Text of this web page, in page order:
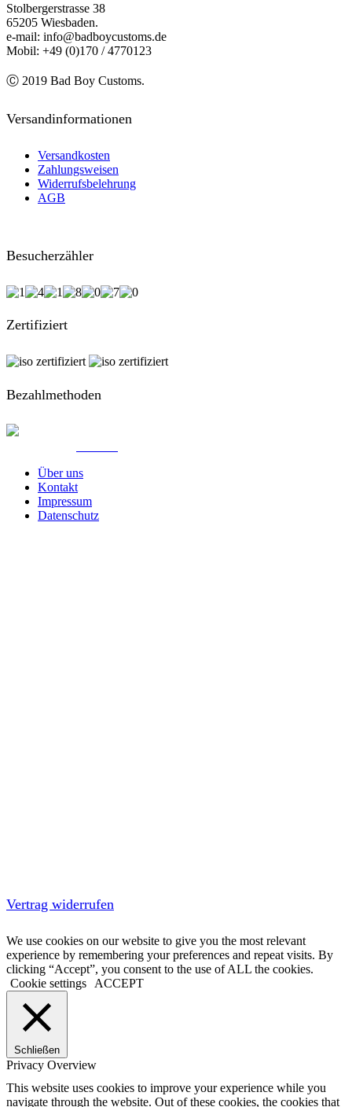
Stolbergerstrasse 38
65205 Wiesbaden.
e-mail: info@badboycustoms.de
Mobil: +49 (0)170 / 4770123
Ⓒ 2019 Bad Boy Customs.
Versandinformationen
Versandkosten
Zahlungsweisen
Widerrufsbelehrung
AGB
Besucherzähler
Zertifiziert
Bezahlmethoden
Über uns
Kontakt
Impressum
Datenschutz
Vertrag widerrufen
We use cookies on our website to give you the most relevant
experience by remembering your preferences and repeat visits. By
clicking “Accept”, you consent to the use of ALL the cookies.
Cookie settings
ACCEPT
Schließen
Privacy Overview
This website uses cookies to improve your experience while you
navigate through the website. Out of these cookies, the cookies that